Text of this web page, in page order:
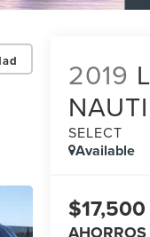
2019
SELECT
Available
$17,500